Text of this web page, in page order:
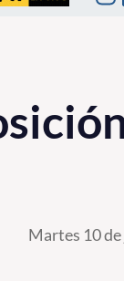
Martes 10